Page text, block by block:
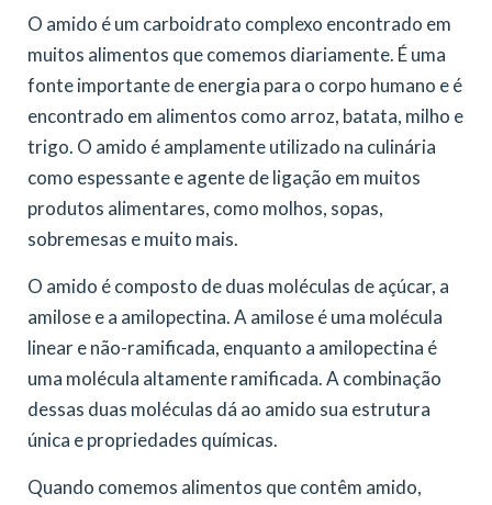
O amido é um carboidrato complexo encontrado em
muitos alimentos que comemos diariamente. É uma
fonte importante de energia para o corpo humano e é
encontrado em alimentos como arroz, batata, milho e
trigo. O amido é amplamente utilizado na culinária
como espessante e agente de ligação em muitos
produtos alimentares, como molhos, sopas,
sobremesas e muito mais.
O amido é composto de duas moléculas de açúcar, a
amilose e a amilopectina. A amilose é uma molécula
linear e não-ramificada, enquanto a amilopectina é
uma molécula altamente ramificada. A combinação
dessas duas moléculas dá ao amido sua estrutura
única e propriedades químicas.
Quando comemos alimentos que contêm amido,